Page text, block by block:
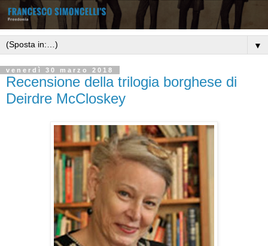
▼
venerdì 30 marzo 2018
Recensione della trilogia borghese di
Deirdre McCloskey